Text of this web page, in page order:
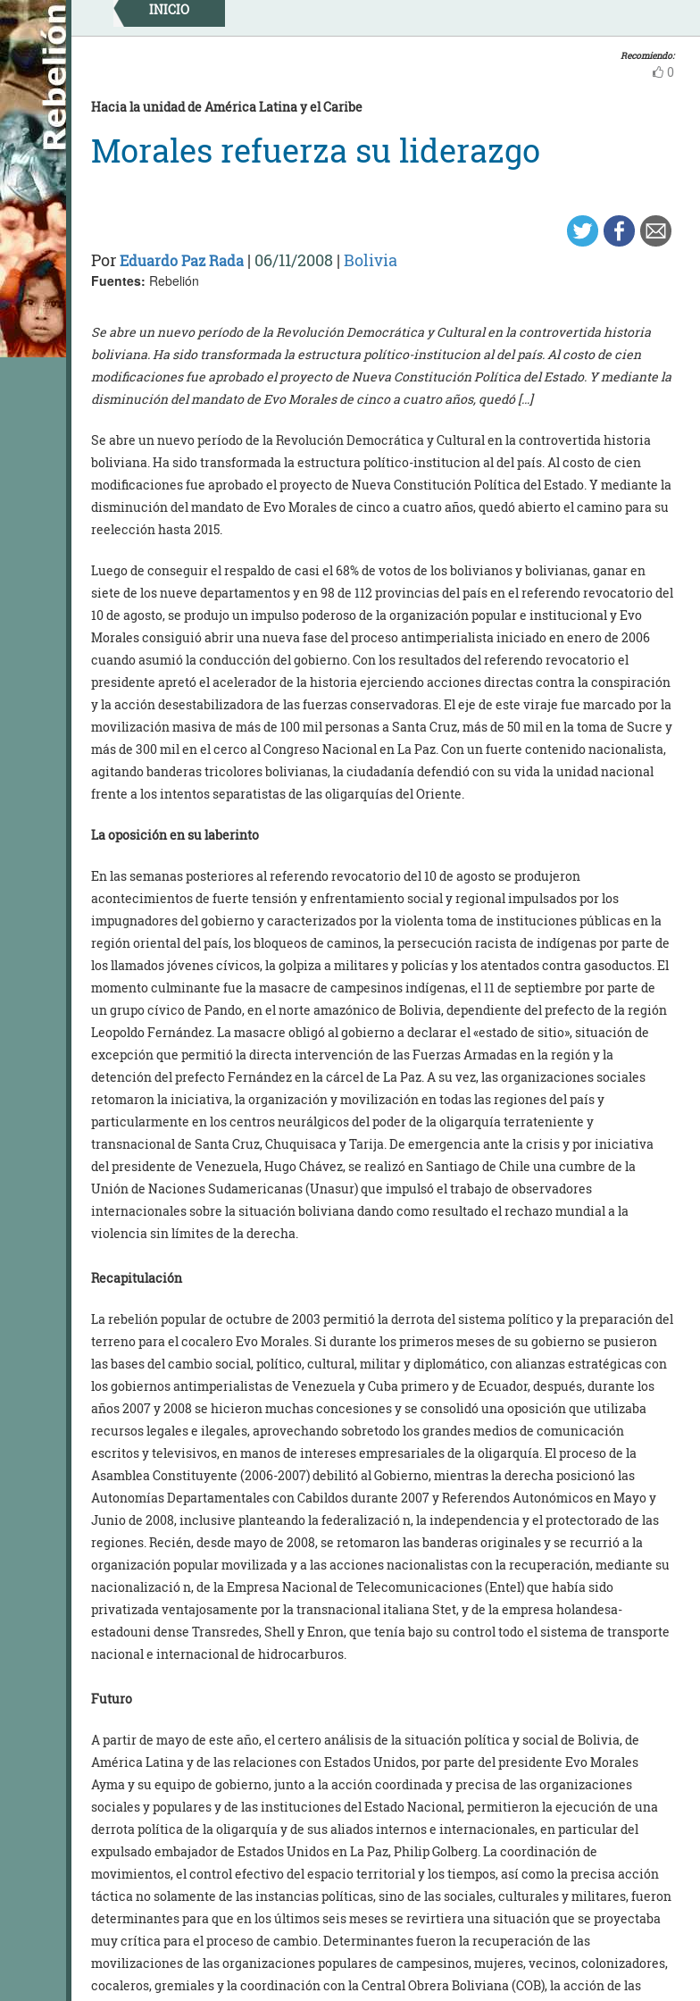
Skip
to
content
INICIO
Recomiendo:
0
Hacia la unidad de América Latina y el Caribe
Morales refuerza su liderazgo
PorEduardo Paz Rada | 06/11/2008 | Bolivia
Fuentes: Rebelión
Se abre un nuevo período de la Revolución Democrática y Cultural en la controvertida historia
boliviana. Ha sido transformada la estructura político-institucion al del país. Al costo de cien
modificaciones fue aprobado el proyecto de Nueva Constitución Política del Estado. Y mediante la
disminución del mandato de Evo Morales de cinco a cuatro años, quedó […]
Se abre un nuevo período de la Revolución Democrática y Cultural en la controvertida historia
boliviana. Ha sido transformada la estructura político-institucion al del país. Al costo de cien
modificaciones fue aprobado el proyecto de Nueva Constitución Política del Estado. Y mediante la
disminución del mandato de Evo Morales de cinco a cuatro años, quedó abierto el camino para su
reelección hasta 2015.
Luego de conseguir el respaldo de casi el 68% de votos de los bolivianos y bolivianas, ganar en
siete de los nueve departamentos y en 98 de 112 provincias del país en el referendo revocatorio del
10 de agosto, se produjo un impulso poderoso de la organización popular e institucional y Evo
Morales consiguió abrir una nueva fase del proceso antimperialista iniciado en enero de 2006
cuando asumió la conducción del gobierno. Con los resultados del referendo revocatorio el
presidente apretó el acelerador de la historia ejerciendo acciones directas contra la conspiración
y la acción desestabilizadora de las fuerzas conservadoras. El eje de este viraje fue marcado por la
movilización masiva de más de 100 mil personas a Santa Cruz, más de 50 mil en la toma de Sucre y
más de 300 mil en el cerco al Congreso Nacional en La Paz. Con un fuerte contenido nacionalista,
agitando banderas tricolores bolivianas, la ciudadanía defendió con su vida la unidad nacional
frente a los intentos separatistas de las oligarquías del Oriente.
La oposición en su laberinto
En las semanas posteriores al referendo revocatorio del 10 de agosto se produjeron
acontecimientos de fuerte tensión y enfrentamiento social y regional impulsados por los
impugnadores del gobierno y caracterizados por la violenta toma de instituciones públicas en la
región oriental del país, los bloqueos de caminos, la persecución racista de indígenas por parte de
los llamados jóvenes cívicos, la golpiza a militares y policías y los atentados contra gasoductos. El
momento culminante fue la masacre de campesinos indígenas, el 11 de septiembre por parte de
un grupo cívico de Pando, en el norte amazónico de Bolivia, dependiente del prefecto de la región
Leopoldo Fernández. La masacre obligó al gobierno a declarar el «estado de sitio», situación de
excepción que permitió la directa intervención de las Fuerzas Armadas en la región y la
detención del prefecto Fernández en la cárcel de La Paz. A su vez, las organizaciones sociales
retomaron la iniciativa, la organización y movilización en todas las regiones del país y
particularmente en los centros neurálgicos del poder de la oligarquía terrateniente y
transnacional de Santa Cruz, Chuquisaca y Tarija. De emergencia ante la crisis y por iniciativa
del presidente de Venezuela, Hugo Chávez, se realizó en Santiago de Chile una cumbre de la
Unión de Naciones Sudamericanas (Unasur) que impulsó el trabajo de observadores
internacionales sobre la situación boliviana dando como resultado el rechazo mundial a la
violencia sin límites de la derecha.
Recapitulación
La rebelión popular de octubre de 2003 permitió la derrota del sistema político y la preparación del
terreno para el cocalero Evo Morales. Si durante los primeros meses de su gobierno se pusieron
las bases del cambio social, político, cultural, militar y diplomático, con alianzas estratégicas con
los gobiernos antimperialistas de Venezuela y Cuba primero y de Ecuador, después, durante los
años 2007 y 2008 se hicieron muchas concesiones y se consolidó una oposición que utilizaba
recursos legales e ilegales, aprovechando sobretodo los grandes medios de comunicación
escritos y televisivos, en manos de intereses empresariales de la oligarquía. El proceso de la
Asamblea Constituyente (2006-2007) debilitó al Gobierno, mientras la derecha posicionó las
Autonomías Departamentales con Cabildos durante 2007 y Referendos Autonómicos en Mayo y
Junio de 2008, inclusive planteando la federalizació n, la independencia y el protectorado de las
regiones. Recién, desde mayo de 2008, se retomaron las banderas originales y se recurrió a la
organización popular movilizada y a las acciones nacionalistas con la recuperación, mediante su
nacionalizació n, de la Empresa Nacional de Telecomunicaciones (Entel) que había sido
privatizada ventajosamente por la transnacional italiana Stet, y de la empresa holandesa-
estadouni dense Transredes, Shell y Enron, que tenía bajo su control todo el sistema de transporte
nacional e internacional de hidrocarburos.
Futuro
A partir de mayo de este año, el certero análisis de la situación política y social de Bolivia, de
América Latina y de las relaciones con Estados Unidos, por parte del presidente Evo Morales
Ayma y su equipo de gobierno, junto a la acción coordinada y precisa de las organizaciones
sociales y populares y de las instituciones del Estado Nacional, permitieron la ejecución de una
derrota política de la oligarquía y de sus aliados internos e internacionales, en particular del
expulsado embajador de Estados Unidos en La Paz, Philip Golberg. La coordinación de
movimientos, el control efectivo del espacio territorial y los tiempos, así como la precisa acción
táctica no solamente de las instancias políticas, sino de las sociales, culturales y militares, fueron
determinantes para que en los últimos seis meses se revirtiera una situación que se proyectaba
muy crítica para el proceso de cambio. Determinantes fueron la recuperación de las
movilizaciones de las organizaciones populares de campesinos, mujeres, vecinos, colonizadores,
cocaleros, gremiales y la coordinación con la Central Obrera Boliviana (COB), la acción de las